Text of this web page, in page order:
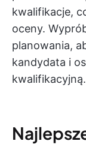
kwalifikacje,
oceny.
planowania,
kandydata i
kwalifikacyjną.